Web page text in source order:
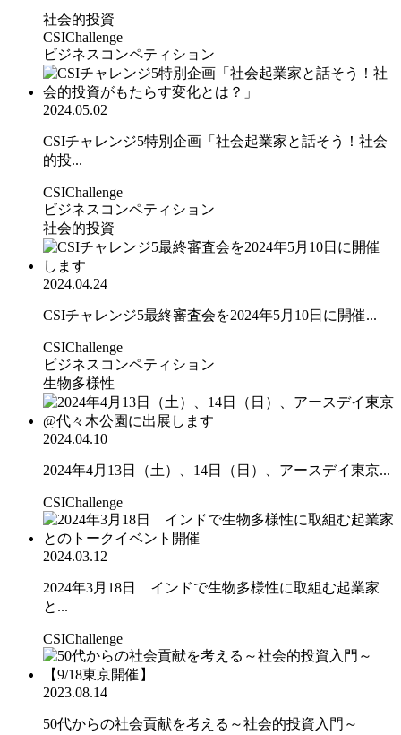
社会的投資
CSIChallenge
ビジネスコンペティション
2024.05.02
CSIチャレンジ5特別企画「社会起業家と話そう！社会
的投...
CSIChallenge
ビジネスコンペティション
社会的投資
2024.04.24
CSIチャレンジ5最終審査会を2024年5月10日に開催...
CSIChallenge
ビジネスコンペティション
生物多様性
2024.04.10
2024年4月13日（土）、14日（日）、アースデイ東京...
CSIChallenge
2024.03.12
2024年3月18日 インドで生物多様性に取組む起業家
と...
CSIChallenge
2023.08.14
50代からの社会貢献を考える～社会的投資入門～